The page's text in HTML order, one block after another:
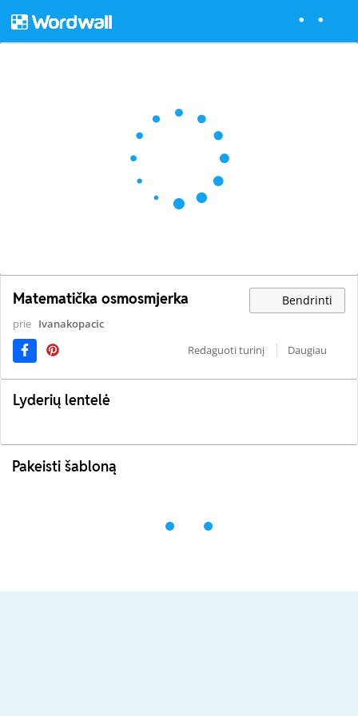
Matematička osmosmjerka Bendrinti
prie Ivanakopacic
Redaguoti turinį
Daugiau
Lyderių lentelė
Pakeisti šabloną